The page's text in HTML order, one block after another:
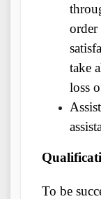
order
take
loss
To be